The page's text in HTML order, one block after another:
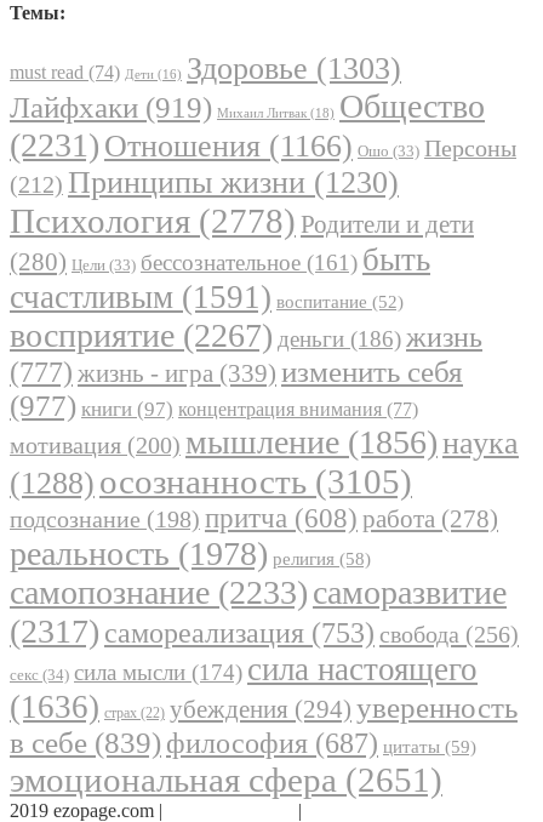
Темы:
must read (74) Дети (16) Здоровье (1303)
Лайфхаки (919) Михаил Литвак (18) Общество
(2231) Отношения (1166) Ошо (33) Персоны
(212) Принципы жизни (1230)
Психология (2778) Родители и дети
(280) Цели (33) бессознательное (161) быть
счастливым (1591) воспитание (52)
восприятие (2267) деньги (186)жизнь
(777) жизнь - игра (339) изменить себя
(977) книги (97) концентрация внимания (77)
мотивация (200) мышление (1856)наука
(1288) осознанность (3105)
подсознание (198) притча (608) работа (278)
реальность (1978) религия (58)
самопознание (2233)саморазвитие
(2317) самореализация (753) свобода (256)
секс (34) сила мысли (174) сила настоящего
(1636) страх (22) убеждения (294) уверенность
в себе (839) философия (687) цитаты (59)
эмоциональная сфера (2651)
2019 ezopage.com | |